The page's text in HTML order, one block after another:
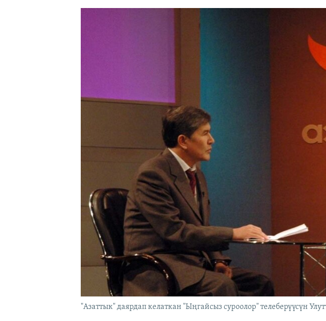
"Азаттык" даярдап келаткан "Ыңгайсыз суроолор" телеберүүсүн